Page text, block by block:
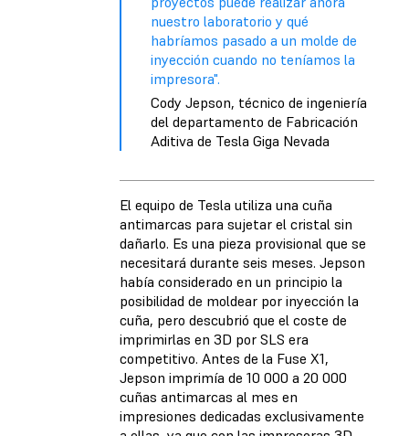
nuestro laboratorio y qué
habríamos pasado a un molde de
inyección cuando no teníamos la
impresora".
Cody Jepson, técnico de ingeniería
del departamento de Fabricación
Aditiva de Tesla Giga Nevada
El equipo de Tesla utiliza una cuña
antimarcas para sujetar el cristal sin
dañarlo. Es una pieza provisional que se
necesitará durante seis meses. Jepson
había considerado en un principio la
posibilidad de moldear por inyección la
cuña, pero descubrió que el coste de
imprimirlas en 3D por SLS era
competitivo. Antes de la Fuse X1,
Jepson imprimía de 10 000 a 20 000
cuñas antimarcas al mes en
impresiones dedicadas exclusivamente